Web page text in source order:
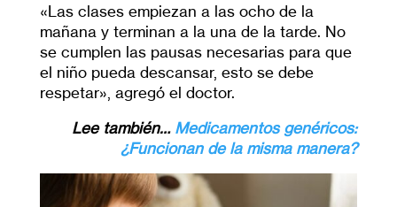
«Las clases empiezan a las ocho de la
mañana y terminan a la una de la tarde. No
se cumplen las pausas necesarias para que
el niño pueda descansar, esto se debe
respetar», agregó el doctor.
Lee también… Medicamentos genéricos:
¿Funcionan de la misma manera?